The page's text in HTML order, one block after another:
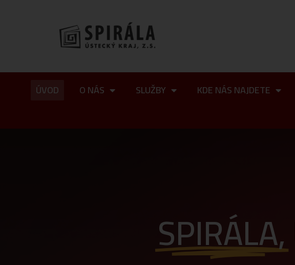
ÚVOD O NÁS SLUŽBY KDE NÁS NAJDETE
SPIRÁLA,